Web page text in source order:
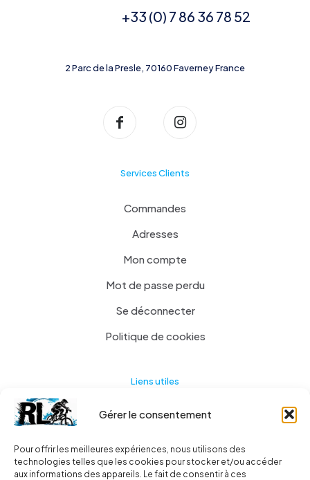
Gérer le consentement
Pour offrir les meilleures expériences, nous utilisons des
technologies telles que les cookies pour stocker et/ou accéder
aux informations des appareils. Le fait de consentir à ces
+33 (0) 7 86 36 78 52
2 Parc de la Presle, 70160 Faverney France
Services Clients
Commandes
Adresses
Mon compte
Mot de passe perdu
Se déconnecter
Politique de cookies
Liens utiles
Actualités
Contact